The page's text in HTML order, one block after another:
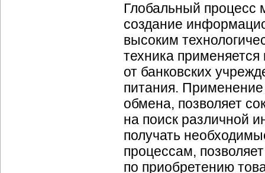
Глобальный процесс
создание
высоким
техника
от банковских
питания.
обмена, позволяет
на поиск различной
получать
процессам,
по приобретению